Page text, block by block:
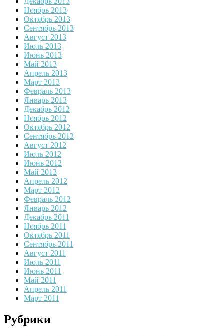
Ноябрь 2013
Октябрь 2013
Сентябрь 2013
Август 2013
Июль 2013
Июнь 2013
Май 2013
Апрель 2013
Март 2013
Февраль 2013
Январь 2013
Декабрь 2012
Ноябрь 2012
Октябрь 2012
Сентябрь 2012
Август 2012
Июль 2012
Июнь 2012
Май 2012
Апрель 2012
Март 2012
Февраль 2012
Январь 2012
Декабрь 2011
Ноябрь 2011
Октябрь 2011
Сентябрь 2011
Август 2011
Июль 2011
Июнь 2011
Май 2011
Апрель 2011
Март 2011
Рубрики